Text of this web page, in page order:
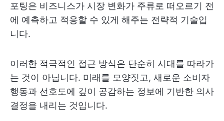
포팅은 비즈니스가 시장 변화가 주류로 떠오르기 전
에 예측하고 적응할 수 있게 해주는 전략적 기술입
니다.
이러한 적극적인 접근 방식은 단순히 시대를 따라가
는 것이 아닙니다. 미래를 모양짓고, 새로운 소비자
행동과 선호도에 깊이 공감하는 정보에 기반한 의사
결정을 내리는 것입니다.